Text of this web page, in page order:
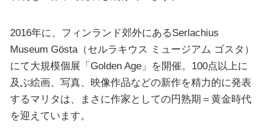
2016年に、フィンランド郊外にあるSerlachius
Museum Gösta（セルラキウス ミュージアム ゴスタ）
にて大規模個展「Golden Age」を開催。100点以上に
及ぶ絵画、写真、映像作品などの新作を精力的に発表
するマリタは、まさに作家としての円熟期＝黄金時代
を迎えています。